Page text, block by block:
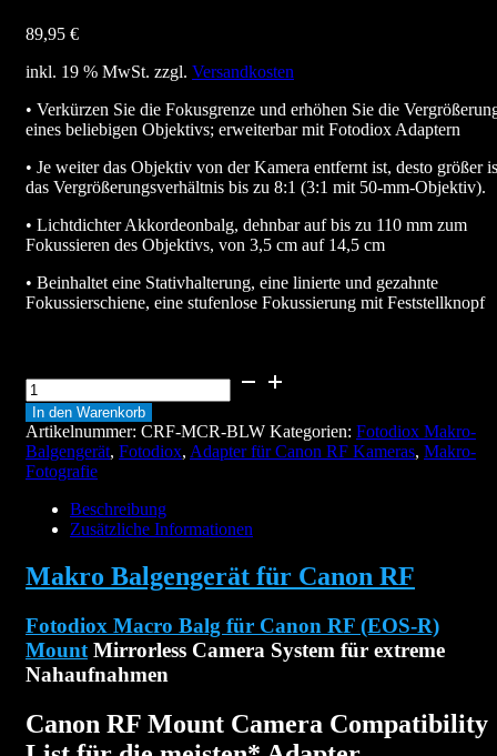
89,95 €
inkl. 19 % MwSt. zzgl. Versandkosten
• Verkürzen Sie die Fokusgrenze und erhöhen Sie die
eines beliebigen Objektivs; erweiterbar mit Fotodiox Adaptern
• Je weiter das Objektiv von der Kamera entfernt ist, desto größer
das Vergrößerungsverhältnis bis zu 8:1 (3:1 mit 50-mm-Objektiv).
• Lichtdichter Akkordeonbalg, dehnbar auf bis zu 110 mm zum
Fokussieren des Objektivs, von 3,5 cm auf 14,5 cm
• Beinhaltet eine Stativhalterung, eine linierte und gezahnte
Fokussierschiene, eine stufenlose Fokussierung mit Feststellknopf
Makro
Balgengerät
für
Canon
RF
Menge
In den Warenkorb
Artikelnummer: CRF-MCR-BLW Kategorien: Fotodiox Makro-
Balgengerät, Fotodiox, Adapter für Canon RF Kameras, Makro-
Fotografie
Beschreibung
Zusätzliche Informationen
Makro Balgengerät für Canon RF
Fotodiox Macro Balg für Canon RF (EOS-R)
Mount Mirrorless Camera System für extreme
Nahaufnahmen
Canon RF Mount Camera Compatibility